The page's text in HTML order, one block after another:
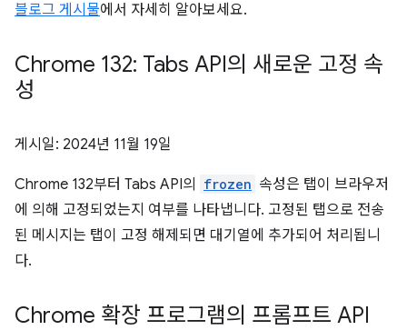
블로그 게시물에서 자세히 알아보세요.
Chrome 132: Tabs API의 새로운 고정 속
성
게시일: 2024년 11월 19일
Chrome 132부터 Tabs API의 frozen 속성은 탭이 브라우저
에 의해 고정되었는지 여부를 나타냅니다. 고정된 탭으로 전송
된 메시지는 탭이 고정 해제되면 대기열에 추가되어 처리됩니
다.
Chrome 확장 프로그램의 프롬프트 API